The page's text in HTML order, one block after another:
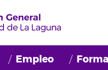
Empleo